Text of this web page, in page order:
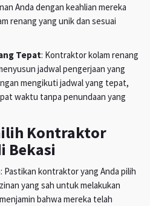
Anda dengan keahlian mereka
renang yang unik dan sesuai
Tepat: Kontraktor kolam renang
jadwal pengerjaan yang
mengikuti jadwal yang tepat,
waktu tanpa penundaan yang
Kontraktor
Bekasi
: Pastikan kontraktor yang Anda pilih
yang sah untuk melakukan
bahwa mereka telah